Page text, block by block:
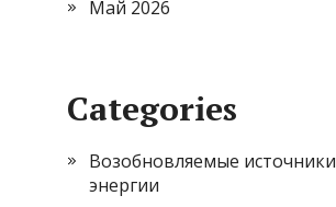
Май 2026
Categories
Возобновляемые источники
энергии